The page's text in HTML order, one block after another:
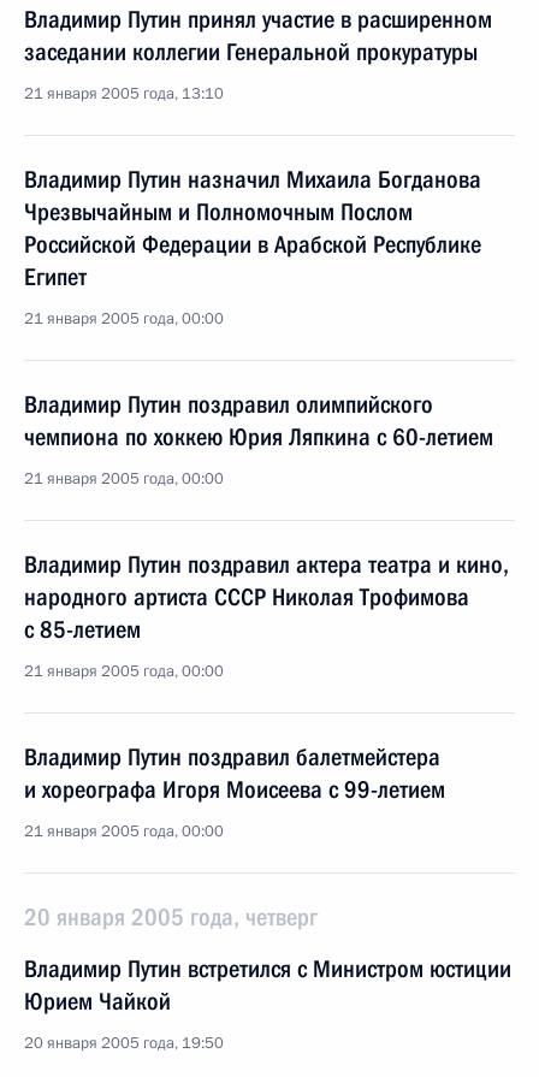
Владимир Путин принял участие в расширенном
заседании коллегии Генеральной прокуратуры
21 января 2005 года, 13:10
Владимир Путин назначил Михаила Богданова
Чрезвычайным и Полномочным Послом
Российской Федерации в Арабской Республике
Египет
21 января 2005 года, 00:00
Владимир Путин поздравил олимпийского
чемпиона по хоккею Юрия Ляпкина с 60-летием
21 января 2005 года, 00:00
Владимир Путин поздравил актера театра и кино,
народного артиста СССР Николая Трофимова
с 85-летием
21 января 2005 года, 00:00
Владимир Путин поздравил балетмейстера
и хореографа Игоря Моисеева с 99-летием
21 января 2005 года, 00:00
20 января 2005 года, четверг
Владимир Путин встретился с Министром юстиции
Юрием Чайкой
20 января 2005 года, 19:50